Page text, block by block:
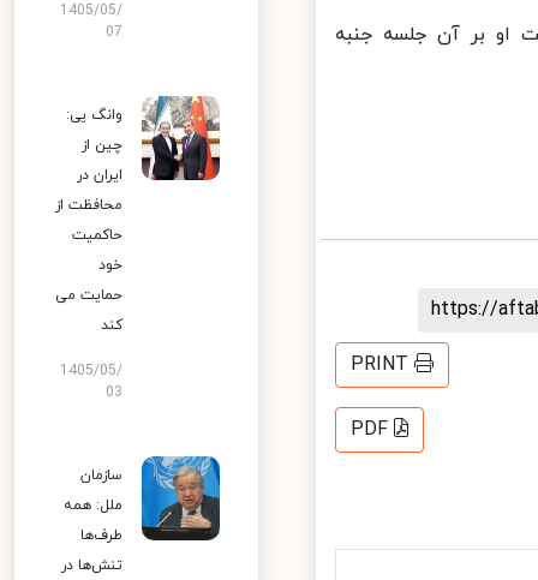
او بر آن جلسه جنبه
https://
PRINT
PDF
1405/05/
07
وانگ یی:
چین از
ایران در
محافظت از
حاکمیت
خود
حمایت می
کند
1405/05/
03
سازمان
ملل: همه
طرف‌ها
تنش‌ها در